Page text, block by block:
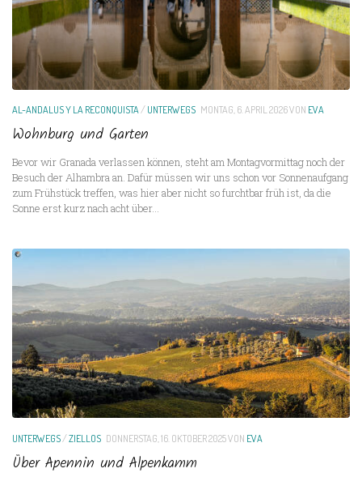
AL-ANDALUS Y LA RECONQUISTA /UNTERWEGS MONTAG, 6. APRIL 2026VON EVA
Wohnburg und Garten
Bevor wir Granada verlassen können, steht am Montagvormittag noch der
Besuch der Alhambra an. Dafür müssen wir uns schon vor Sonnenaufgang
zum Frühstück treffen, was hier aber nicht so furchtbar früh ist, da die
Sonne erst kurz nach acht über...
UNTERWEGS/ZIELLOS DONNERSTAG, 16. OKTOBER 2025VON EVA
Über Apennin und Alpenkamm